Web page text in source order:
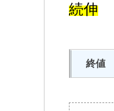
続伸
終値